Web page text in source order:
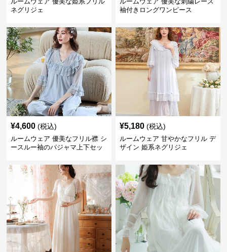
ネグリジェ
袖付きロングワンピース
¥4,600 (税込)
ルームウェア 優美なフリル襟 シ
ースルー袖のパジャマ上下セッ
¥5,180 (税込)
ルームウェア 甘やかなフリル デ
ザイン 姫系ネグリジェ